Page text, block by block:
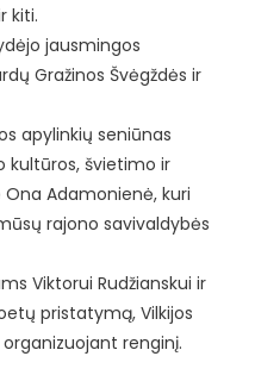
kiti.
jausmingos
Gražinos Švėgždės ir
apylinkių seniūnas
kultūros, švietimo ir
Adamonienė, kuri
rajono savivaldybės
Viktorui Rudžianskui ir
pristatymą, Vilkijos
renginį.